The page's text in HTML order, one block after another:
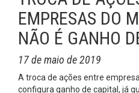
EMPRESAS DO
NÃO É GANHO
17 de maio de 2019
A troca de ações entre
configura ganho de capital, já